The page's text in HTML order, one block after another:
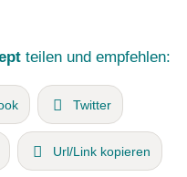
teilen und empfehlen:
Twitter
Url/Link kopieren